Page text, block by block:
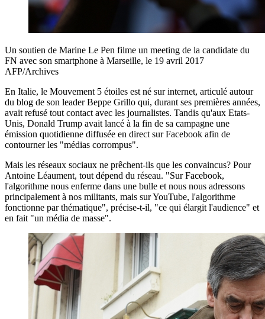
Un soutien de Marine Le Pen filme un meeting de la candidate du
FN avec son smartphone à Marseille, le 19 avril 2017
AFP/Archives
En Italie, le Mouvement 5 étoiles est né sur internet, articulé autour
du blog de son leader Beppe Grillo qui, durant ses premières années,
avait refusé tout contact avec les journalistes. Tandis qu'aux Etats-
Unis, Donald Trump avait lancé à la fin de sa campagne une
émission quotidienne diffusée en direct sur Facebook afin de
contourner les "médias corrompus".
Mais les réseaux sociaux ne prêchent-ils que les convaincus? Pour
Antoine Léaument, tout dépend du réseau. "Sur Facebook,
l'algorithme nous enferme dans une bulle et nous nous adressons
principalement à nos militants, mais sur YouTube, l'algorithme
fonctionne par thématique", précise-t-il, "ce qui élargit l'audience" et
en fait "un média de masse".